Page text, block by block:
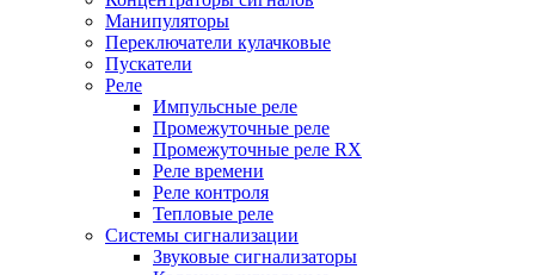
Манипуляторы
Переключатели кулачковые
Пускатели
Реле
Импульсные реле
Промежуточные реле
Промежуточные реле RX
Реле времени
Реле контроля
Тепловые реле
Системы сигнализации
Звуковые сигнализаторы